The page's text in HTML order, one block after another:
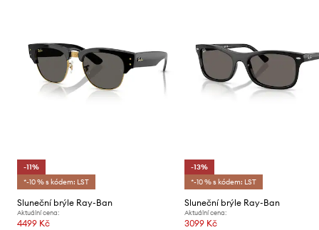
-11%
*-10 % s kódem: LST
Sluneční brýle Ray-Ban
Aktuální cena:
4499 Kč
-13%
*-10 % s kódem: LST
Sluneční brýle Ray-Ban
Aktuální cena:
3099 Kč